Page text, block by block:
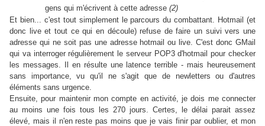
gens qui m'écrivent à cette adresse (2)
Et bien... c'est tout simplement le parcours du combattant. Hotmail (et
donc live et tout ce qui en découle) refuse de faire un suivi vers une
adresse qui ne soit pas une adresse hotmail ou live. C'est donc GMail
qui va interroger régulièrement le serveur POP3 d'hotmail pour checker
les messages. Il en résulte une latence terrible - mais heureusement
sans importance, vu qu'il ne s'agit que de newletters ou d'autres
éléments sans urgence.
Ensuite, pour maintenir mon compte en activité, je dois me connecter
au moins une fois tous les 270 jours. Certes, le délai parait assez
élevé, mais il n'en reste pas moins que je vais finir par oublier, et mon